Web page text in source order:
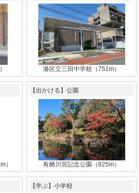
港区立三田中学校（751m）
）
【出かける】公園
有栖川宮記念公園（825m）
【学ぶ】小学校